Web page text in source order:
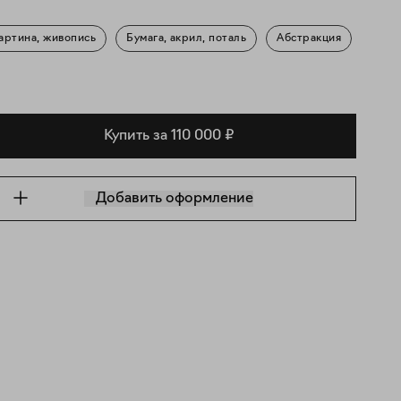
живопись Бумага, акрил, поталь Абстракция
Купить за 110 000 ₽
Добавить оформление